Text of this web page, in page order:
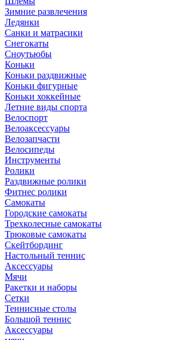
Зимние развлечения
Ледянки
Санки и матрасики
Снегокаты
Сноутьюбы
Коньки
Коньки раздвижные
Коньки фигурные
Коньки хоккейные
Летние виды спорта
Велоспорт
Велоаксессуары
Велозапчасти
Велосипеды
Инструменты
Ролики
Раздвижные ролики
Фитнес ролики
Самокаты
Городские самокаты
Трехколесные самокаты
Трюковые самокаты
Скейтбординг
Настольный теннис
Аксессуары
Мячи
Ракетки и наборы
Сетки
Теннисные столы
Большой теннис
Аксессуары